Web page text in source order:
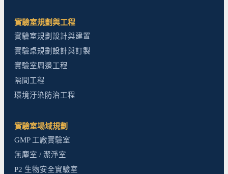
實驗室規劃與工程
實驗室規劃設計與建置
實驗桌規劃設計與訂製
實驗室周邊工程
隔間工程
環境汙染防治工程
實驗室場域規劃
GMP 工廠實驗室
無塵室 / 潔淨室
P2 生物安全實驗室